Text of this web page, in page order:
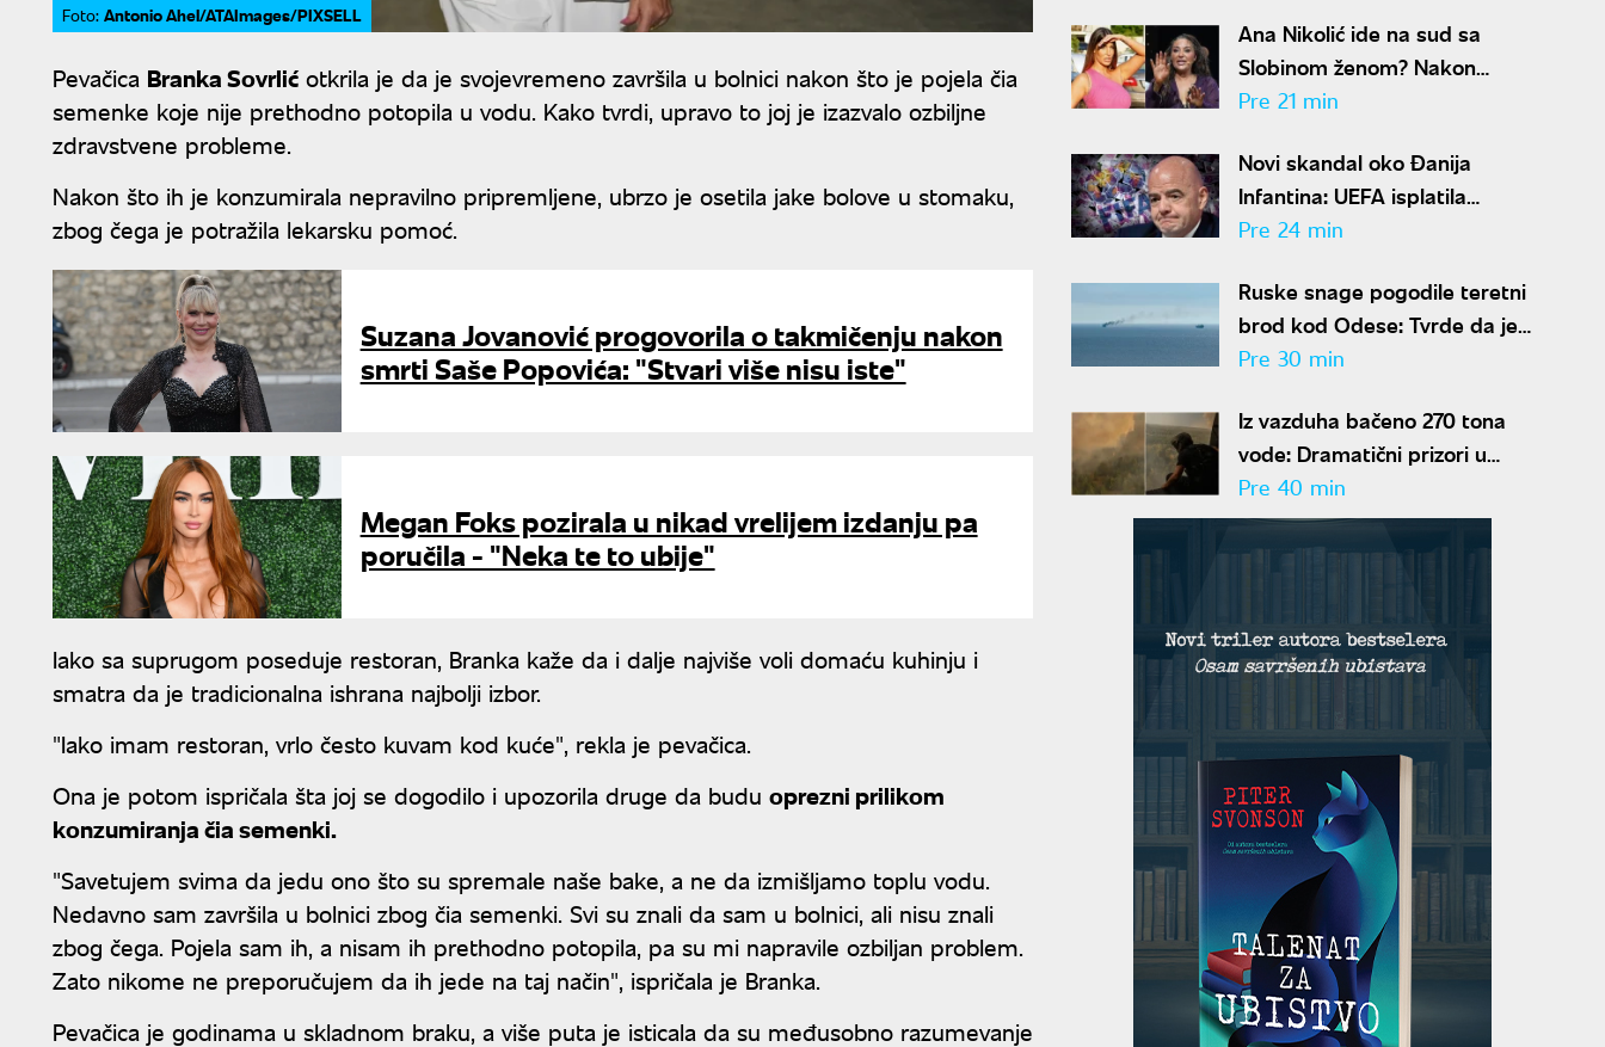
Foto: Antonio Ahel/ATAImages/PIXSELL
Pevačica Branka Sovrlić otkrila je da je svojevremeno završila u bolnici nakon što je pojela čia
semenke koje nije prethodno potopila u vodu. Kako tvrdi, upravo to joj je izazvalo ozbiljne
zdravstvene probleme.
Nakon što ih je konzumirala nepravilno pripremljene, ubrzo je osetila jake bolove u stomaku,
zbog čega je potražila lekarsku pomoć.
Suzana Jovanović progovorila o takmičenju nakon
smrti Saše Popovića: "Stvari više nisu iste"
Megan Foks pozirala u nikad vrelijem izdanju pa
poručila - "Neka te to ubije"
Iako sa suprugom poseduje restoran, Branka kaže da i dalje najviše voli domaću kuhinju i
smatra da je tradicionalna ishrana najbolji izbor.
"Iako imam restoran, vrlo često kuvam kod kuće", rekla je pevačica.
Ona je potom ispričala šta joj se dogodilo i upozorila druge da budu oprezni prilikom
konzumiranja čia semenki.
"Savetujem svima da jedu ono što su spremale naše bake, a ne da izmišljamo toplu vodu.
Nedavno sam završila u bolnici zbog čia semenki. Svi su znali da sam u bolnici, ali nisu znali
zbog čega. Pojela sam ih, a nisam ih prethodno potopila, pa su mi napravile ozbiljan problem.
Zato nikome ne preporučujem da ih jede na taj način", ispričala je Branka.
Pevačica je godinama u skladnom braku, a više puta je isticala da su međusobno razumevanje
Ana Nikolić ide na sud sa
Slobinom ženom? Nakon
gnusnog vređanja, oglasio se
Pre 21 min
Novi skandal oko Đanija
Infantina: UEFA isplatila
šestocifrenu sumu njegovoj
Pre 24 min
Ruske snage pogodile teretni
brod kod Odese: Tvrde da je
prevozio oružje i opremu za
Pre 30 min
Iz vazduha bačeno 270 tona
vode: Dramatični prizori u
Deliblatskoj peščari, MUP
objavio snimke borbe sa
vatrenom stihijom
Pre 40 min